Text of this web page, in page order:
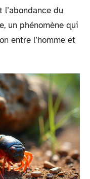
du
un phénomène qui
entre l’homme et